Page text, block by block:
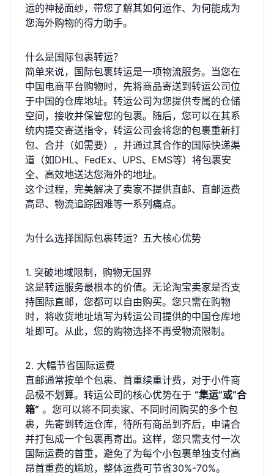
运的神秘面纱，带您了解其如何运作、为何能成为
您海外购物的得力助手。
什么是国际包裹转运？
简单来说，国际包裹转运是一项物流服务。当您在
中国电商平台购物时，先将商品寄送到转运公司位
于中国的仓库地址。转运公司为您提供专属的仓储
空间，接收并保管您的包裹。随后，您可以在其系
统内提交寄送指令，转运公司会将您的包裹重新打
包、合并（如需要），并通过其合作的国际快递渠
道（如DHL、FedEx、UPS、EMS等）将包裹安
全、高效地送达您海外的地址。
这个过程，完美解决了卖家不提供直邮、直邮运费
高昂、物流追踪困难等一系列痛点。
为什么选择国际包裹转运？五大核心优势
1. 突破地域限制，购物无国界
这是转运服务最根本的价值。无论淘宝卖家是否支
持国际直邮，您都可以自由购买。您只需在购物
时，将收货地址填写为转运公司提供的中国仓库地
址即可。从此，您的购物选择不再受物流限制。
2. 大幅节省国际运费
直邮通常按单个包裹、首重续重计费，对于小件商
品极不划算。转运公司的核心优势在于 “集运”或“合
箱” 。您可以将不同卖家、不同时间购买的多个包
裹，先寄到转运仓库，待所有商品到齐后，申请合
并打包成一个包裹再寄出。这样，您只需支付一次
国际运费的首重，避免了为每个小包裹单独支付高
昂首重费的尴尬，整体运费可节省30%-70%。